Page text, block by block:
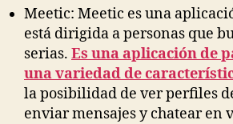
Meetic: Meetic es una
está dirigida a personas que
serias. Es una aplicación de
una variedad de
la posibilidad de ver perfiles
enviar mensajes y chatear en